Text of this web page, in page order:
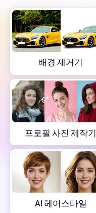
사진 향상기
프로필 사진 제작기
여권 사진 제작기
AI 헤어스타일
청소 사진
오래된 사진 복원
사진에 색칠
배경 제거기
프로필 사진 제작기
AI 헤어스타일